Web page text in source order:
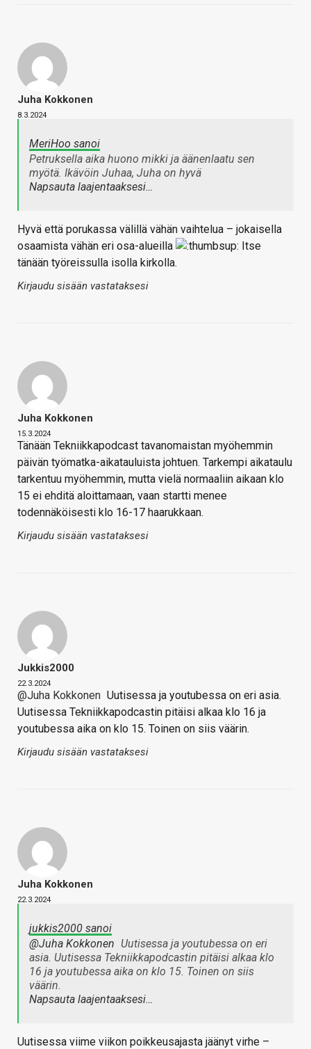
Juha Kokkonen
8.3.2024
MeriHoo sanoi
Petruksella aika huono mikki ja äänenlaatu sen
myötä. Ikävöin Juhaa, Juha on hyvä
Napsauta laajentaaksesi…
Hyvä että porukassa välillä vähän vaihtelua – jokaisella
osaamista vähän eri osa-alueilla
Itse
tänään työreissulla isolla kirkolla.
Kirjaudu sisään vastataksesi
Juha Kokkonen
15.3.2024
Tänään Tekniikkapodcast tavanomaistan myöhemmin
päivän työmatka-aikatauluista johtuen. Tarkempi aikataulu
tarkentuu myöhemmin, mutta vielä normaaliin aikaan klo
15 ei ehditä aloittamaan, vaan startti menee
todennäköisesti klo 16-17 haarukkaan.
Kirjaudu sisään vastataksesi
Jukkis2000
22.3.2024
@Juha Kokkonen Uutisessa ja youtubessa on eri asia.
Uutisessa Tekniikkapodcastin pitäisi alkaa klo 16 ja
youtubessa aika on klo 15. Toinen on siis väärin.
Kirjaudu sisään vastataksesi
Juha Kokkonen
22.3.2024
jukkis2000 sanoi
@Juha Kokkonen Uutisessa ja youtubessa on eri
asia. Uutisessa Tekniikkapodcastin pitäisi alkaa klo
16 ja youtubessa aika on klo 15. Toinen on siis
väärin.
Napsauta laajentaaksesi…
Uutisessa viime viikon poikkeusajasta jäänyt virhe –